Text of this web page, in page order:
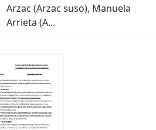
Arzac (Arzac suso), Manuela
Arrieta (A...